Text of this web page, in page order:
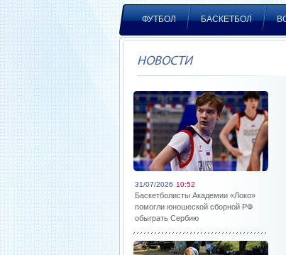
ФУТБОЛ БАСКЕТБОЛ
НОВОСТИ
31/07/2026 10:52
Баскетболисты Академии «Локо»
помогли юношеской сборной РФ
обыграть Сербию